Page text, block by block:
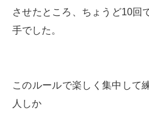
させたところ、ちょうど10回
手でした。
このルールで楽しく集中して
人しか